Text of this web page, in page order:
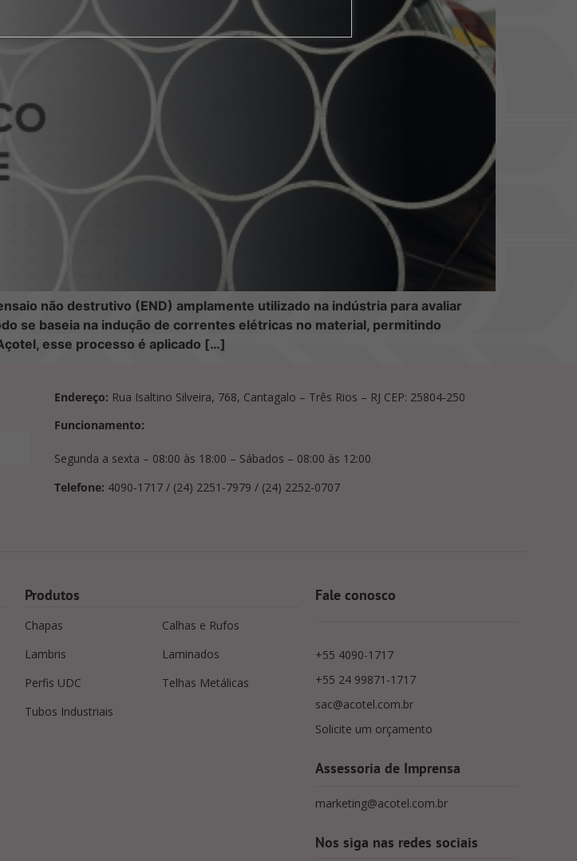
não destrutivo (END) amplamente utilizado na indústria para avaliar
se baseia na indução de correntes elétricas no material, permitindo
esse processo é aplicado […]
Endereço: Rua Isaltino Silveira, 768, Cantagalo – Três Rios – RJ CEP: 25804-250
Funcionamento:
Segunda a sexta – 08:00 às 18:00 – Sábados – 08:00 às 12:00
Telefone: 4090-1717 / (24) 2251-7979 / (24) 2252-0707
Produtos
Chapas
Calhas e Rufos
Lambris
Laminados
Perfis UDC
Telhas Metálicas
Tubos Industriais
Fale conosco
+55 4090-1717
+55 24 99871-1717
sac@acotel.com.br
Solicite um orçamento
Assessoria de Imprensa
marketing@acotel.com.br
Nos siga nas redes sociais